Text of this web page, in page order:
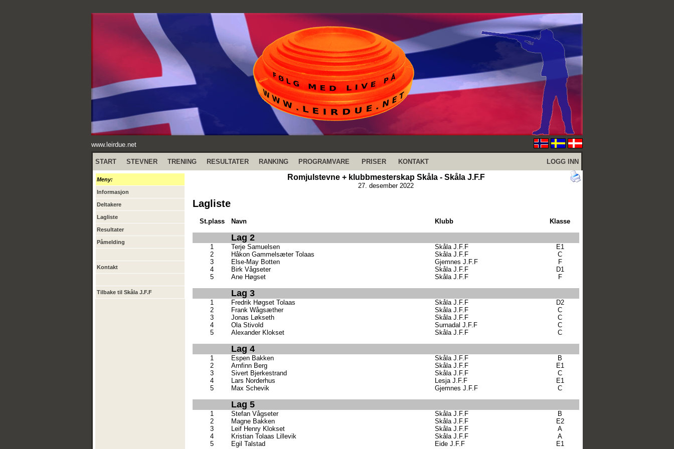
www.leirdue.net
START STEVNER TRENING RESULTATER RANKING PROGRAMVARE PRISER KONTAKT LOGG INN
Meny:
Informasjon
Deltakere
Lagliste
Resultater
Påmelding
Kontakt
Tilbake til Skåla J.F.F
Romjulstevne + klubbmesterskap Skåla - Skåla J.F.F
27. desember 2022
Lagliste
St.plass Navn Klubb Klasse
Lag 2
1 Terje Samuelsen Skåla J.F.F
E1
2
Håkon Gammelsæter Tolaas Skåla J.F.F
C
3
Else-May Botten Gjemnes J.F.F
F
4
Birk Vågseter Skåla J.F.F
D1
5
Ane Høgset Skåla J.F.F F
Lag 3
1 Fredrik Høgset Tolaas Skåla J.F.F
D2
2
Frank Wågsæther Skåla J.F.F
C
3
Jonas Løkseth Skåla J.F.F
C
4
Ola Stivold Surnadal J.F.F
C
5
Alexander Klokset Skåla J.F.F C
Lag 4
1 Espen Bakken Skåla J.F.F
B
2
Arnfinn Berg Skåla J.F.F
E1
3
Sivert Bjerkestrand Skåla J.F.F
C
4
Lars Norderhus Lesja J.F.F
E1
5
Max Schevik Gjemnes J.F.F C
Lag 5
1 Stefan Vågseter Skåla J.F.F
B
2
Magne Bakken Skåla J.F.F
E2
3
Leif Henry Klokset Skåla J.F.F
A
4
Kristian Tolaas Lillevik Skåla J.F.F
A
5
Egil Talstad Eide J.F.F E1